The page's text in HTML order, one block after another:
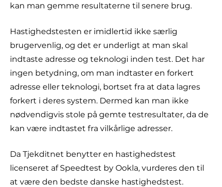
kan man gemme resultaterne til senere brug.
Hastighedstesten er imidlertid ikke særlig
brugervenlig, og det er underligt at man skal
indtaste adresse og teknologi inden test. Det har
ingen betydning, om man indtaster en forkert
adresse eller teknologi, bortset fra at data lagres
forkert i deres system. Dermed kan man ikke
nødvendigvis stole på gemte testresultater, da de
kan være indtastet fra vilkårlige adresser.
Da Tjekditnet benytter en hastighedstest
licenseret af Speedtest by Ookla, vurderes den til
at være den bedste danske hastighedstest.